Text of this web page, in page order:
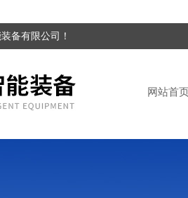
备有限公司！
网站首